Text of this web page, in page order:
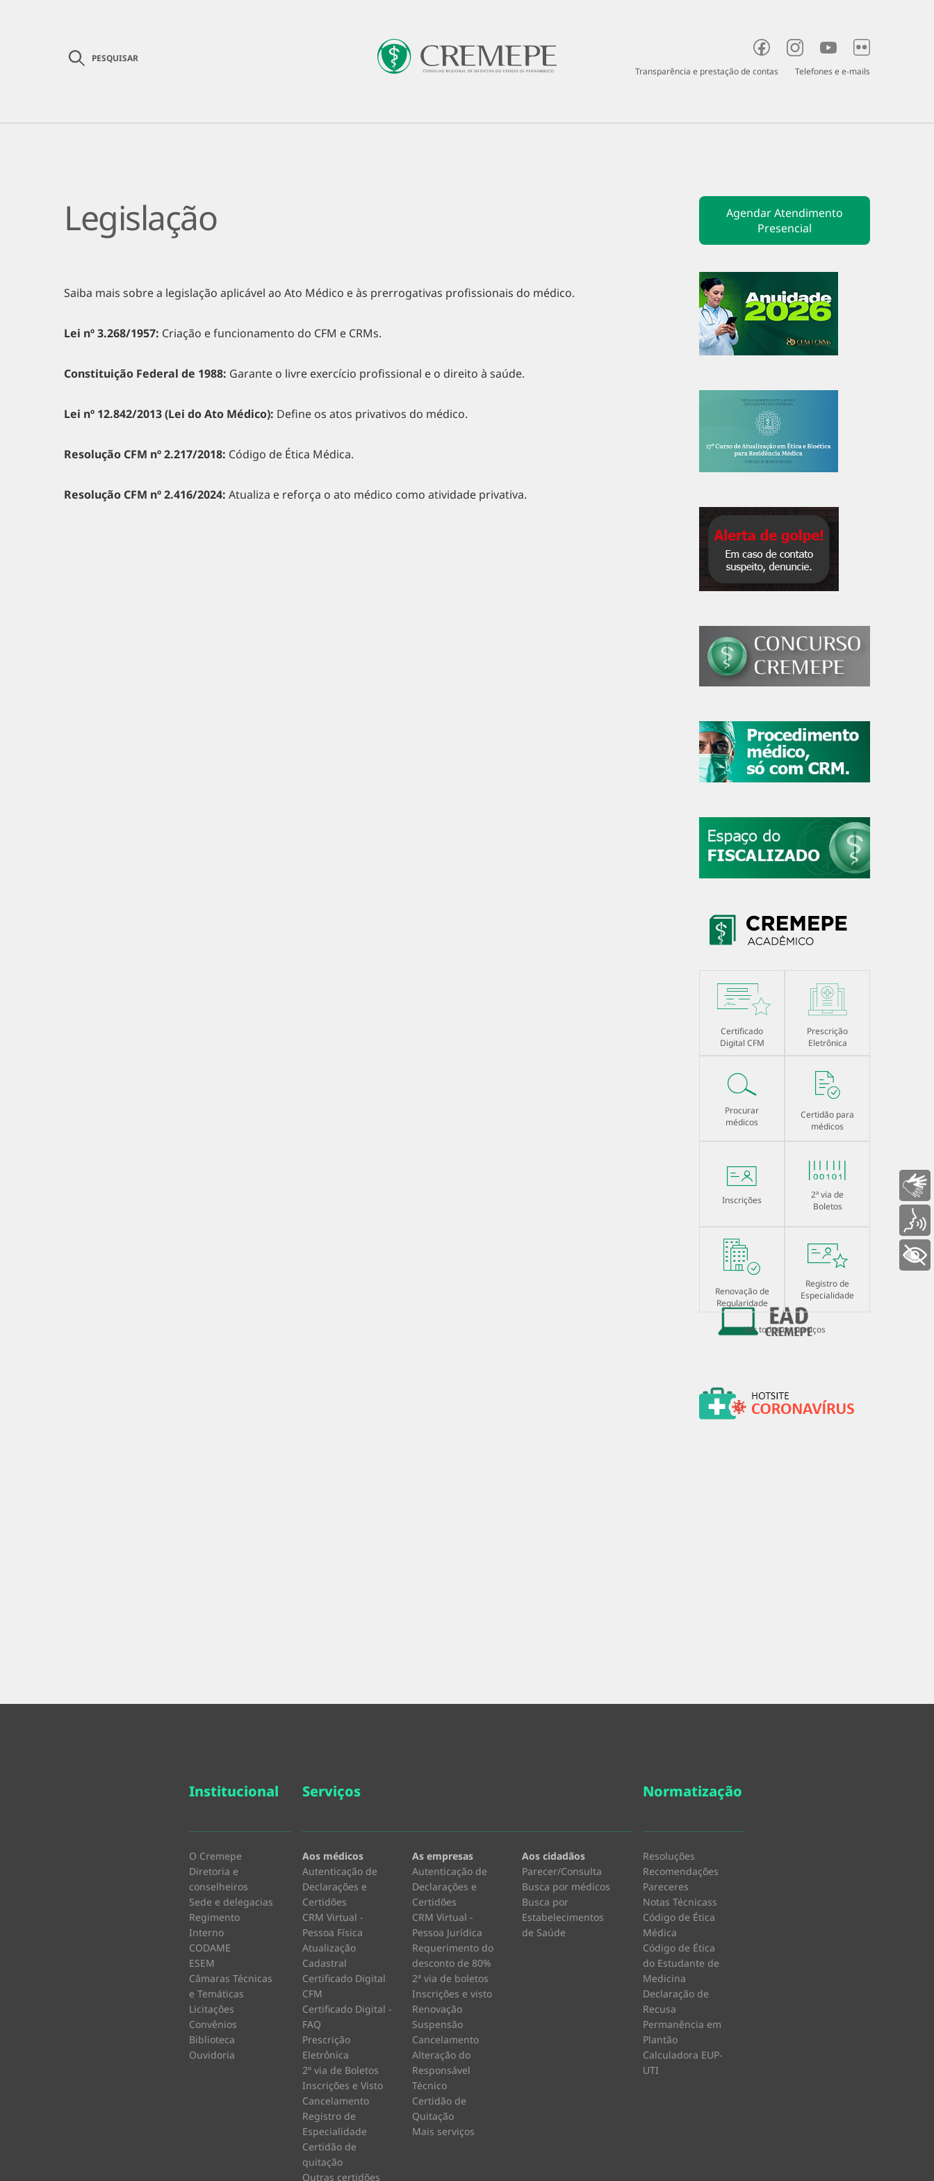
PESQUISAR
Transparência e prestação de contas
Telefones e e-mails
Agendar Atendimento
Presencial
Certificado
Digital CFM
Prescrição
Eletrônica
Procurar
médicos
Certidão para
médicos
Inscrições
2ª via de
Boletos
Renovação de
Regularidade
Registro de
Especialidade
Ver todos os serviços
Legislação
Saiba mais sobre a legislação aplicável ao Ato Médico e às prerrogativas profissionais do médico.
Lei nº 3.268/1957: Criação e funcionamento do CFM e CRMs.
Constituição Federal de 1988: Garante o livre exercício profissional e o direito à saúde.
Lei nº 12.842/2013 (Lei do Ato Médico): Define os atos privativos do médico.
Resolução CFM nº 2.217/2018: Código de Ética Médica.
Resolução CFM nº 2.416/2024: Atualiza e reforça o ato médico como atividade privativa.
Institucional
O Cremepe
Diretoria e
conselheiros
Sede e delegacias
Regimento
Interno
CODAME
ESEM
Câmaras Técnicas
e Temáticas
Licitações
Convênios
Biblioteca
Ouvidoria
Serviços
Aos médicos
Autenticação de
Declarações e
Certidões
CRM Virtual -
Pessoa Física
Atualização
Cadastral
Certificado Digital
CFM
Certificado Digital -
FAQ
Prescrição
Eletrônica
2º via de Boletos
Inscrições e Visto
Cancelamento
Registro de
Especialidade
Certidão de
quitação
Outras certidões
As empresas
Autenticação de
Declarações e
Certidões
CRM Virtual -
Pessoa Jurídica
Requerimento do
desconto de 80%
2ª via de boletos
Inscrições e visto
Renovação
Suspensão
Cancelamento
Alteração do
Responsável
Técnico
Certidão de
Quitação
Mais serviços
Aos cidadãos
Parecer/Consulta
Busca por médicos
Busca por
Estabelecimentos
de Saúde
Normatização
Resoluções
Recomendações
Pareceres
Notas Técnicass
Código de Ética
Médica
Código de Ética
do Estudante de
Medicina
Declaração de
Recusa
Permanência em
Plantão
Calculadora EUP-
UTI
+ Acessibilidade